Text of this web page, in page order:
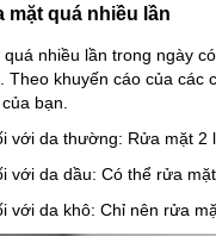
mặt quá nhiều lần
quá nhiều lần trong ngày
Theo khuyến cáo của các
bạn.
với da thường: Rửa mặt 2
với da dầu: Có thể rửa
với da khô: Chỉ nên rửa